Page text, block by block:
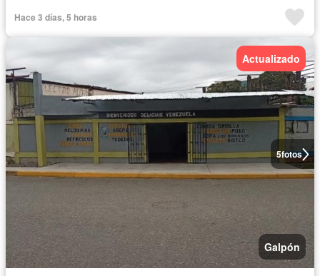
Hace 3 días, 5 horas
5fotos
Actualizado
Galpón